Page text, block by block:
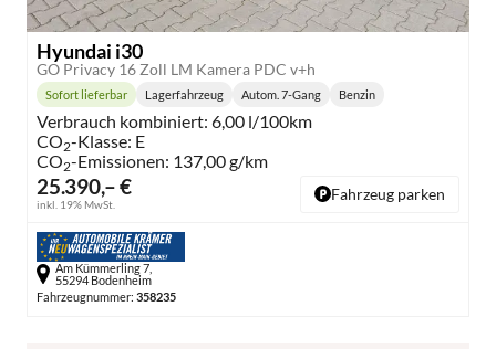
Hyundai i30
GO Privacy 16 Zoll LM Kamera PDC v+h
25.390,– €
inkl. 19% MwSt.
Lieferzeit:
Sofort lieferbar Lagerfahrzeug
Getriebe:
Autom. 7-Gang
Kraftstoff:
Benzin
Verbrauch kombiniert: 6,00 l/100km
CO2-Klasse: E
CO2-Emissionen: 137,00 g/km
Fahrzeug parken
Am Kümmerling 7,
55294 Bodenheim
Fahrzeugnummer: 358235